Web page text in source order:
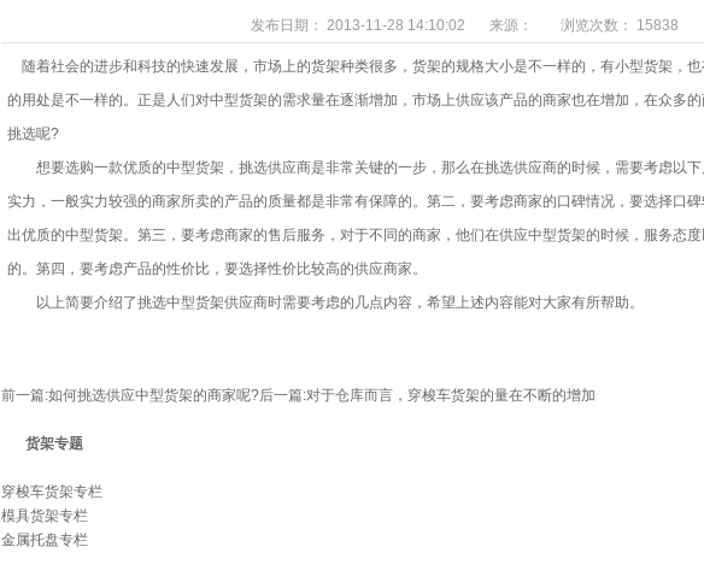
发布日期： 2013-11-28 14:10:02 来源： 浏览次数： 15838
随着社会的进步和科技的快速发展，市场上的货架种类很多，货架的规格大小是不一样的，有小型货架，也
的用处是不一样的。正是人们对中型货架的需求量在逐渐增加，市场上供应该产品的商家也在增加，在众多
挑选呢?
想要选购一款优质的中型货架，挑选供应商是非常关键的一步，那么在挑选供应商的时候，需要考虑以下
实力，一般实力较强的商家所卖的产品的质量都是非常有保障的。第二，要考虑商家的口碑情况，要选择口
出优质的中型货架。第三，要考虑商家的售后服务，对于不同的商家，他们在供应中型货架的时候，服务态
的。第四，要考虑产品的性价比，要选择性价比较高的供应商家。
以上简要介绍了挑选中型货架供应商时需要考虑的几点内容，希望上述内容能对大家有所帮助。
前一篇:如何挑选供应中型货架的商家呢?后一篇:对于仓库而言，穿梭车货架的量在不断的增加
货架专题
穿梭车货架专栏
模具货架专栏
金属托盘专栏